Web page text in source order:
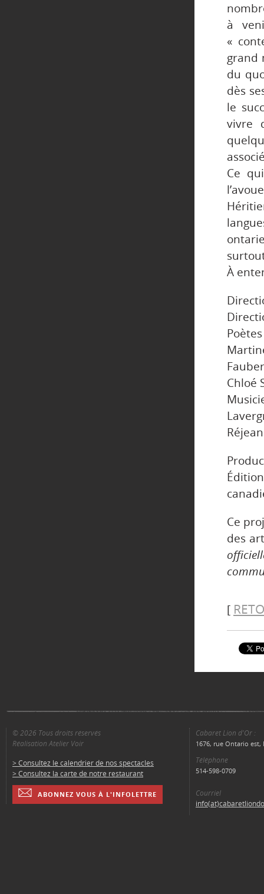
à
«
grand
du
dès
le
vivre
Ce
À
Chloé
Ce
des
[
© 2026 Tous droits réservés
Réalisation Atelier Voir
> Consultez le calendrier de nos spectacles
> Consultez la carte de notre restaurant
ABONNEZ VOUS À L'INFOLETTRE
Cabaret Lion d'Or :
1676, rue Ontario est,
Téléphone
514-598-0709
Courriel